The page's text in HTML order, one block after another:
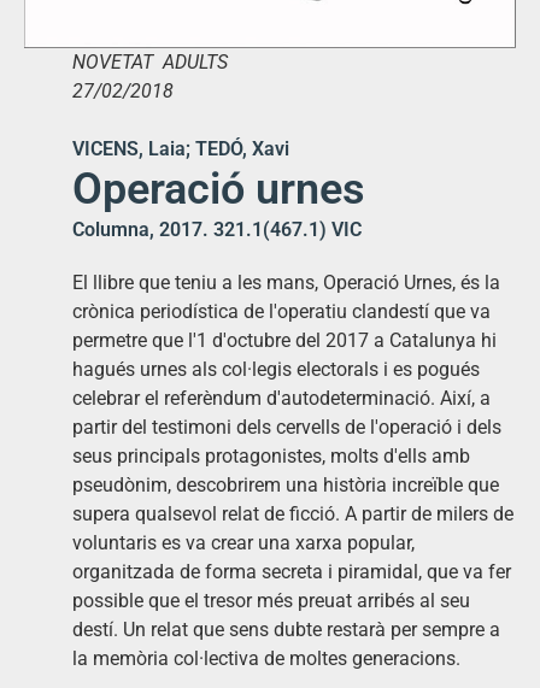
NOVETAT ADULTS
27/02/2018
VICENS, Laia; TEDÓ, Xavi
Operació urnes
Columna, 2017. 321.1(467.1) VIC
El llibre que teniu a les mans, Operació Urnes, és la
crònica periodística de l'operatiu clandestí que va
permetre que l'1 d'octubre del 2017 a Catalunya hi
hagués urnes als col·legis electorals i es pogués
celebrar el referèndum d'autodeterminació. Així, a
partir del testimoni dels cervells de l'operació i dels
seus principals protagonistes, molts d'ells amb
pseudònim, descobrirem una història increïble que
supera qualsevol relat de ficció. A partir de milers de
voluntaris es va crear una xarxa popular,
organitzada de forma secreta i piramidal, que va fer
possible que el tresor més preuat arribés al seu
destí. Un relat que sens dubte restarà per sempre a
la memòria col·lectiva de moltes generacions.